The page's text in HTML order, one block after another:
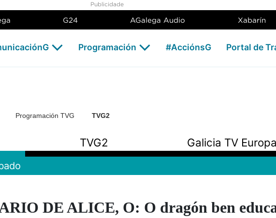
Publicidade
G24 AGalega Audio Xabarín
Programación #AcciónsG Portal de
Programación TVG TVG2
TVG2 Galicia TV Europa
DE ALICE, O: O dragón ben